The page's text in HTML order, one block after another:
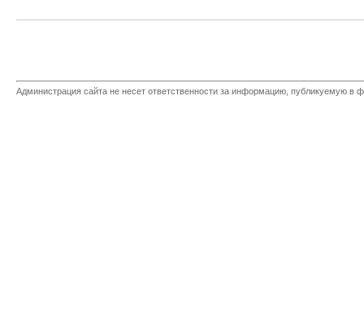
Администрация сайта не несет ответственности за информацию, публикуемую